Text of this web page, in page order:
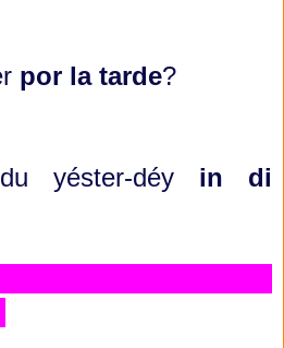
por la tarde?
yéster-déy in di
7